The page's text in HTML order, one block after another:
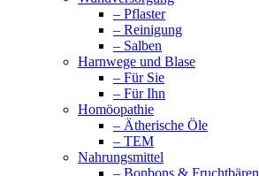
– Pflaster
– Reinigung
– Salben
Harnwege und Blase
– Für Sie
– Für Ihn
Homöopathie
– Ätherische Öle
– TEM
Nahrungsmittel
– Bonbons & Fruchtbären